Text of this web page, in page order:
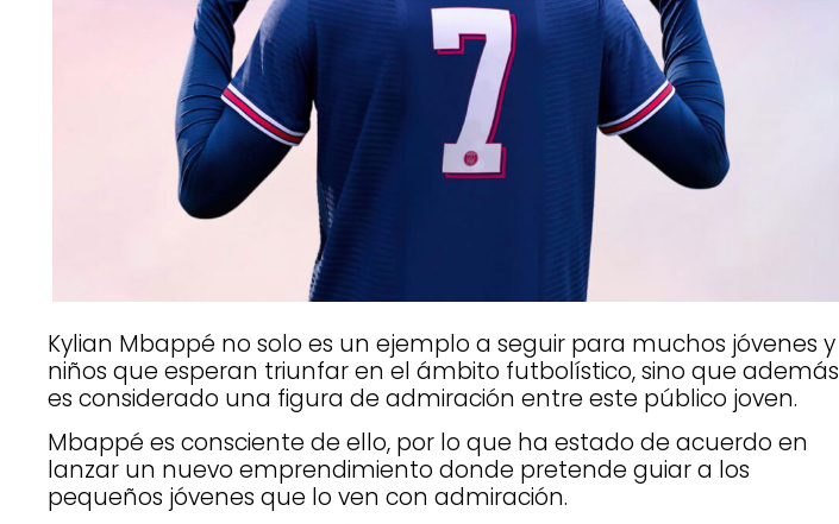
Kylian Mbappé no solo es un ejemplo a seguir para muchos jóvenes y
niños que esperan triunfar en el ámbito futbolístico, sino que además
es considerado una figura de admiración entre este público joven.
Mbappé es consciente de ello, por lo que ha estado de acuerdo en
lanzar un nuevo emprendimiento donde pretende guiar a los
pequeños jóvenes que lo ven con admiración.